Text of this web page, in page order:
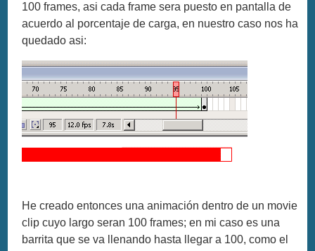
100 frames, asi cada frame sera puesto en pantalla de
acuerdo al porcentaje de carga, en nuestro caso nos ha
quedado asi:
He creado entonces una animación dentro de un movie
clip cuyo largo seran 100 frames; en mi caso es una
barrita que se va llenando hasta llegar a 100, como el